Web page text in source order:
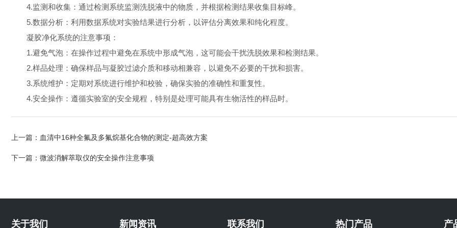
4.监测和收集：通过检测系统监测洗脱液中的物质，并根据检测结果收集目标峰。
5.数据分析：利用数据系统对实验结果进行分析，以评估分离效果和纯化程度。
凝胶净化系统的注意事项：
1.避免气泡：在操作过程中避免在系统中形成气泡，这可能会干扰洗脱效果和检测结果。
2.样品处理：确保样品与凝胶过滤介质和移动相兼容，以避免不必要的干扰和损害。
3.系统维护：定期对系统进行维护和校验，确保实验的准确性和重复性。
4.安全操作：遵循实验室的安全规程，特别是处理可能具有生物活性的样品时。
上一篇： 血清中16种全氟及多氟烷基化合物的测定-超高效方案
下一篇： 微波消解萃取仪的安全操作注意事项
关于我们 新闻资讯 联系我们 热门产品 产